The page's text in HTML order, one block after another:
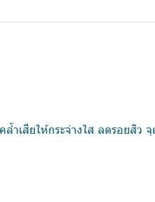
ำเสียให้กระจ่างใส ลดรอยสิว